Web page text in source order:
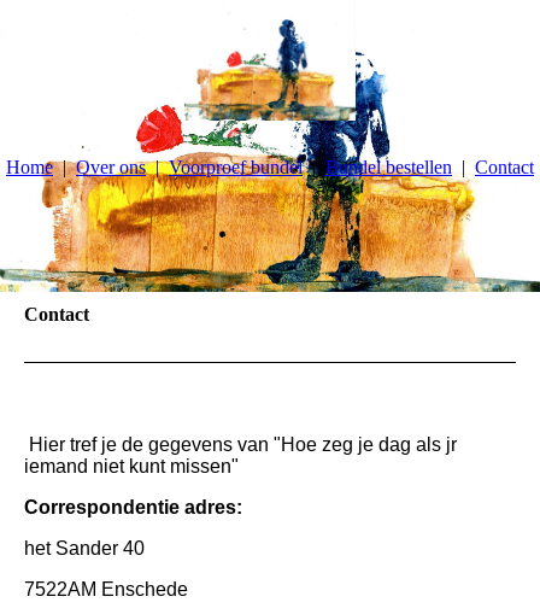
Home Over ons Voorproef bundel Bundel bestellen Contact
Contact
Hier tref je de gegevens van "Hoe zeg je dag als jr
iemand niet kunt missen"
Correspondentie adres:
het Sander 40
7522AM Enschede